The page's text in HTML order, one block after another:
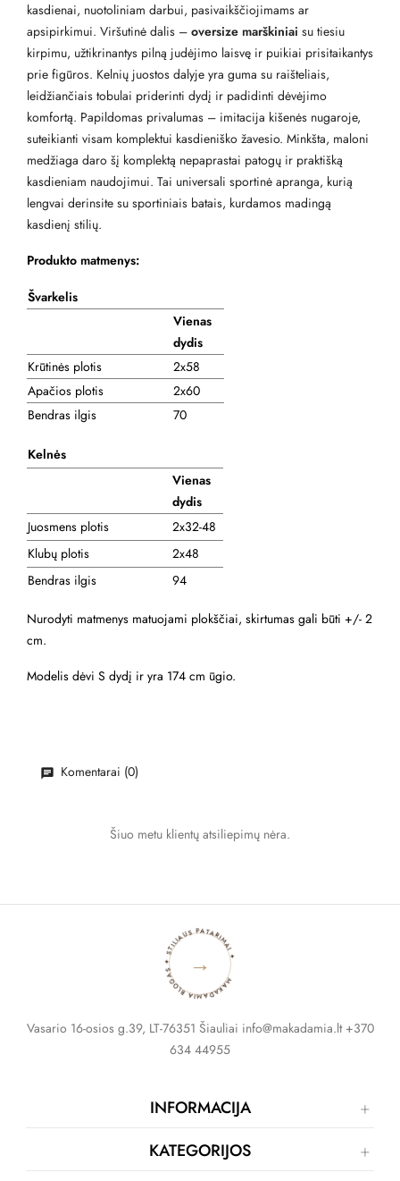
kasdienai, nuotoliniam darbui, pasivaikščiojimams ar
apsipirkimui. Viršutinė dalis – oversize marškiniai su tiesiu
kirpimu, užtikrinantys pilną judėjimo laisvę ir puikiai prisitaikantys
prie figūros. Kelnių juostos dalyje yra guma su raišteliais,
leidžiančiais tobulai priderinti dydį ir padidinti dėvėjimo
komfortą. Papildomas privalumas – imitacija kišenės nugaroje,
suteikianti visam komplektui kasdieniško žavesio. Minkšta, maloni
medžiaga daro šį komplektą nepaprastai patogų ir praktišką
kasdieniam naudojimui. Tai universali sportinė apranga, kurią
lengvai derinsite su sportiniais batais, kurdamos madingą
kasdienį stilių.
Produkto matmenys:
Švarkelis
Vienas
dydis
Krūtinės plotis
2x58
Apačios plotis
2x60
Bendras ilgis
70
Kelnės
Vienas
dydis
Juosmens plotis
2x32-48
Klubų plotis
2x48
Bendras ilgis
94
Nurodyti matmenys matuojami plokščiai, skirtumas gali būti +/- 2
cm.
Modelis dėvi S dydį ir yra 174 cm ūgio.
Komentarai (0)
Šiuo metu klientų atsiliepimų nėra.
MAKADAMIA BLOGAS ✦ STILIAUS PATARIMAI ✦
→
Vasario 16-osios g.39, LT-76351 Šiauliai info@makadamia.lt +370
634 44955
INFORMACIJA
KATEGORIJOS